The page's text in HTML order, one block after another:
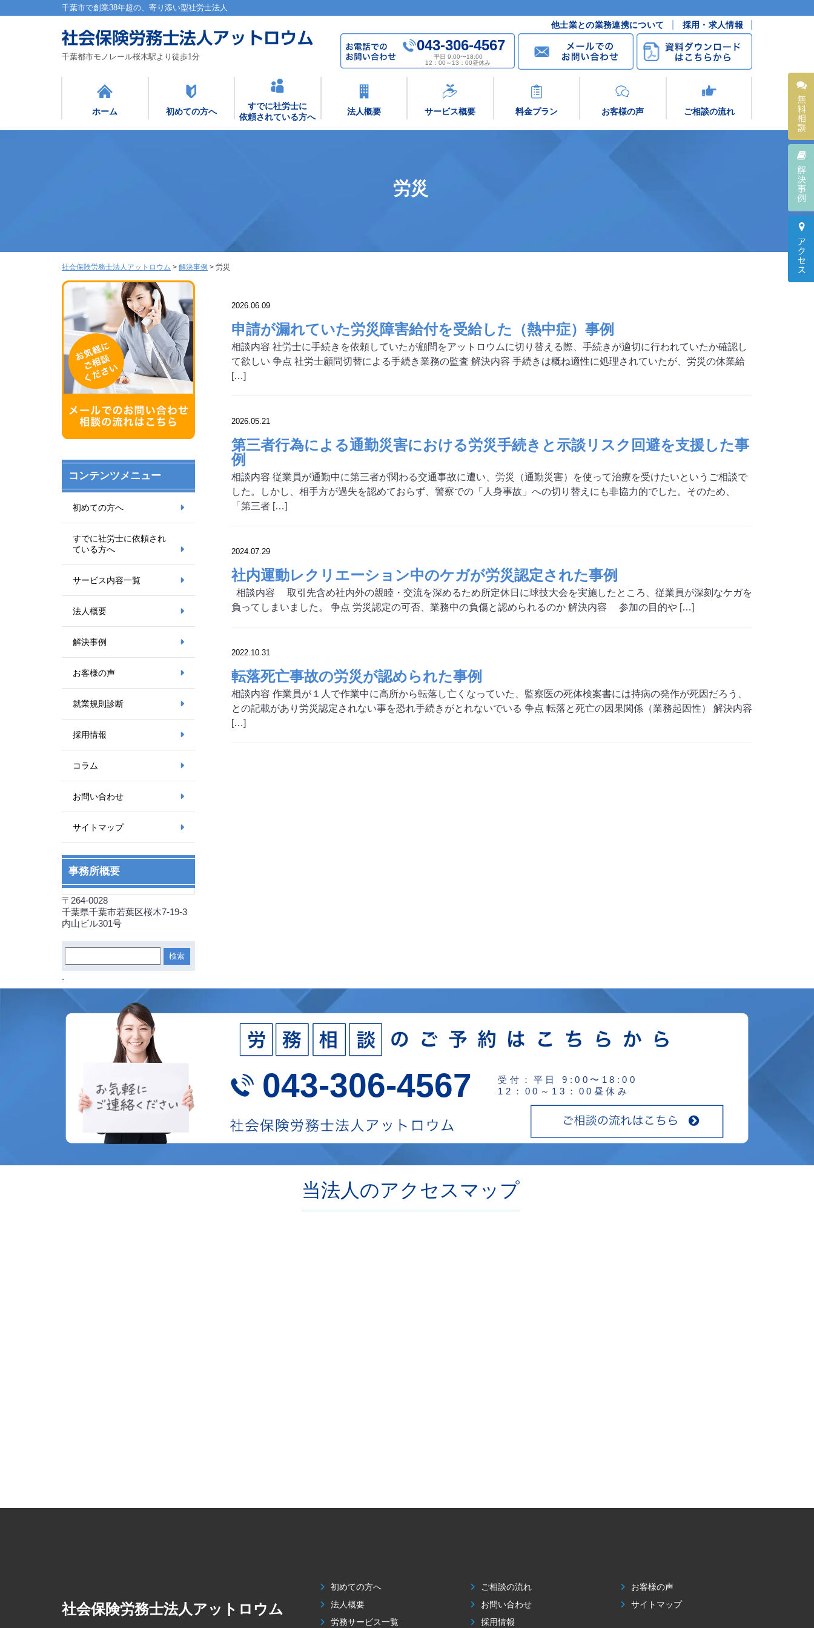
千葉市で創業38年超の、寄り添い型社労士法人
千葉都市モノレール桜木駅より徒歩1分
他士業との業務連携について 採用・求人情報
043-306-4567
平日 9:00〜18:00
12：00～13：00昼休み
ホーム 初めての方へ
すでに社労士に
依頼されている方へ
法人概要 サービス概要 料金プラン お客様の声 ご相談の流れ
労災
社会保険労務士法人アットロウム > 解決事例 > 労災
2026.06.09
申請が漏れていた労災障害給付を受給した（熱中症）事例
相談内容 社労士に手続きを依頼していたが顧問をアットロウムに切り替える際、手続きが適切に行われていたか確認し
て欲しい 争点 社労士顧問切替による手続き業務の監査 解決内容 手続きは概ね適性に処理されていたが、労災の休業給
[…]
2026.05.21
第三者行為による通勤災害における労災手続きと示談リスク回避を支援した事
例
相談内容 従業員が通勤中に第三者が関わる交通事故に遭い、労災（通勤災害）を使って治療を受けたいというご相談で
した。しかし、相手方が過失を認めておらず、警察での「人身事故」への切り替えにも非協力的でした。そのため、
「第三者 […]
2024.07.29
社内運動レクリエーション中のケガが労災認定された事例
相談内容 取引先含め社内外の親睦・交流を深めるため所定休日に球技大会を実施したところ、従業員が深刻なケガを
負ってしまいました。 争点 労災認定の可否、業務中の負傷と認められるのか 解決内容 参加の目的や […]
2022.10.31
転落死亡事故の労災が認められた事例
相談内容 作業員が１人で作業中に高所から転落し亡くなっていた、監察医の死体検案書には持病の発作が死因だろう、
との記載があり労災認定されない事を恐れ手続きがとれないでいる 争点 転落と死亡の因果関係（業務起因性） 解決内容
[…]
コンテンツメニュー
初めての方へ
すでに社労士に依頼され
ている方へ
サービス内容一覧
法人概要
解決事例
お客様の声
就業規則診断
採用情報
コラム
お問い合わせ
サイトマップ
事務所概要
〒264-0028
千葉県千葉市若葉区桜木7-19-3
内山ビル301号
.
043-306-4567
受付：平日 9:00〜18:00
12：00～13：00昼休み
当法人のアクセスマップ
社会保険労務士法人アットロウム
お客様の声
サイトマップ
ご相談の流れ
お問い合わせ
採用情報
初めての方へ
法人概要
労務サービス一覧